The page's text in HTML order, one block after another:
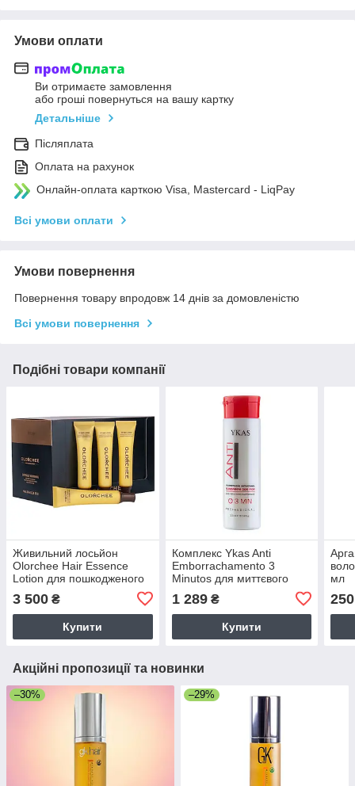
Умови оплати
Ви отримаєте замовлення
або гроші повернуться на вашу картку
Детальніше
Післяплата
Оплата на рахунок
Онлайн-оплата карткою Visa, Mastercard - LiqPay
Всі умови оплати
Умови повернення
Повернення товару впродовж 14 днів за домовленістю
Всі умови повернення
Подібні товари компанії
Живильний лосьйон
Olorchee Hair Essence
Lotion для пошкодженого
млХ24 шт
3 500 ₴
Купити
Комплекс Ykas Anti
Emborrachamento 3
Minutos для миттєвого
пошкодженого волосся,
300 мл
1 289₴
Купити
мл
250
Акційні пропозиції та новинки
–30% –29%